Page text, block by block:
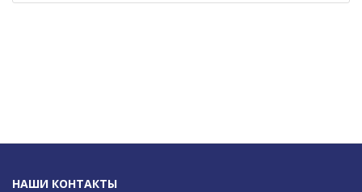
НАШИ КОНТАКТЫ